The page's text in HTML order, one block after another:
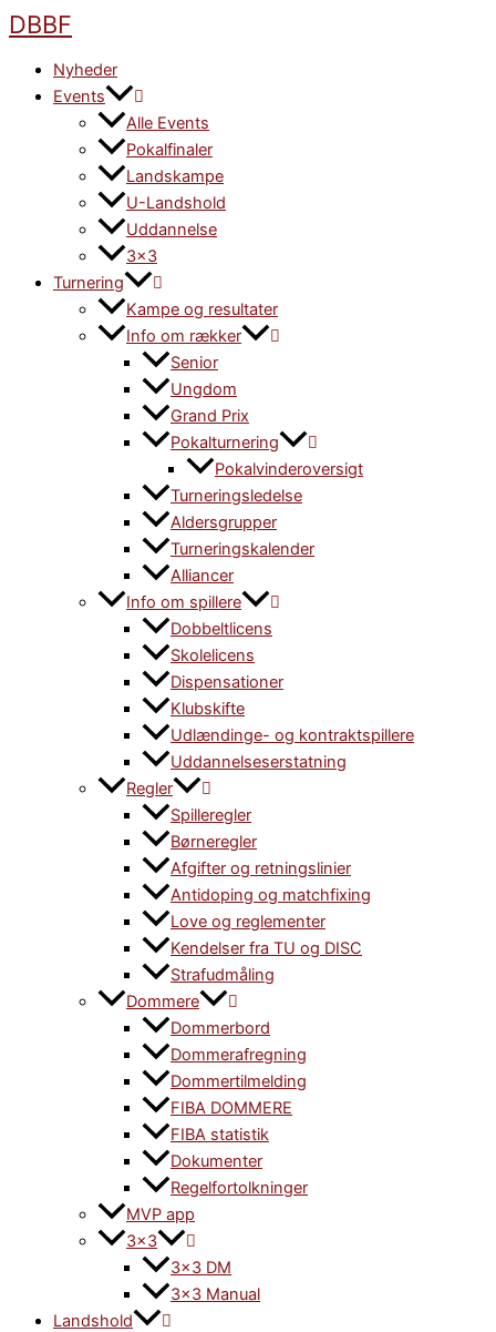
Gå
til
indholdet
DBBF
Nyheder
Events
Alle Events
Pokalfinaler
Landskampe
U-Landshold
Uddannelse
3×3
Turnering
Kampe og resultater
Info om rækker
Senior
Ungdom
Grand Prix
Pokalturnering
Pokalvinderoversigt
Turneringsledelse
Aldersgrupper
Turneringskalender
Alliancer
Info om spillere
Dobbeltlicens
Skolelicens
Dispensationer
Klubskifte
Udlændinge- og kontraktspillere
Uddannelseserstatning
Regler
Spilleregler
Børneregler
Afgifter og retningslinier
Antidoping og matchfixing
Love og reglementer
Kendelser fra TU og DISC
Strafudmåling
Dommere
Dommerbord
Dommerafregning
Dommertilmelding
FIBA DOMMERE
FIBA statistik
Dokumenter
Regelfortolkninger
MVP app
3×3
3×3 DM
3×3 Manual
Landshold